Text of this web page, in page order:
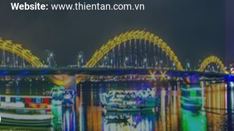
Website: www.thientan.com.vn